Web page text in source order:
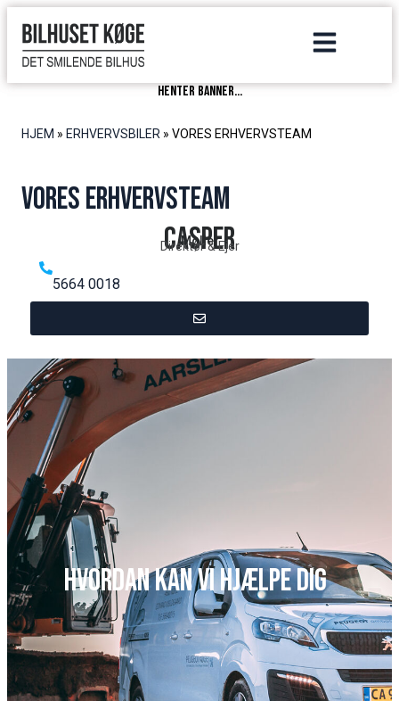
henter banner...
HJEM » ERHVERVSBILER » VORES ERHVERVSTEAM
Vores erhvervsteam
Casper
Møller
Direktør & Ejer
5664 0018
Hvordan kan vi hjælpe dig